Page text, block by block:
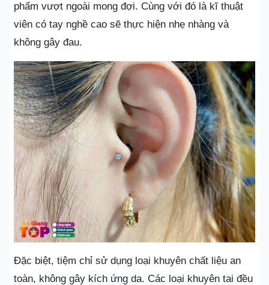
phẩm vượt ngoài mong đợi. Cùng với đó là kĩ thuật
viên có tay nghề cao sẽ thực hiện nhẹ nhàng và
không gây đau.
Đặc biệt, tiệm chỉ sử dụng loại khuyên chất liệu an
toàn, không gây kích ứng da. Các loại khuyên tai đều